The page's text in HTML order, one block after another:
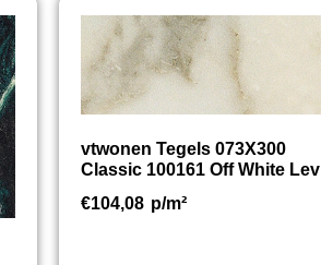
vtwonen Tegels 073X300
Classic 100161 Off White Lev
€104,08 p/m²